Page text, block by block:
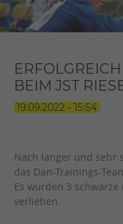
BEIM JST
19.09.2022 - 15:54
Nach langer und sehr
das Dan-Trainings-
Es wurden 3
verliehen.